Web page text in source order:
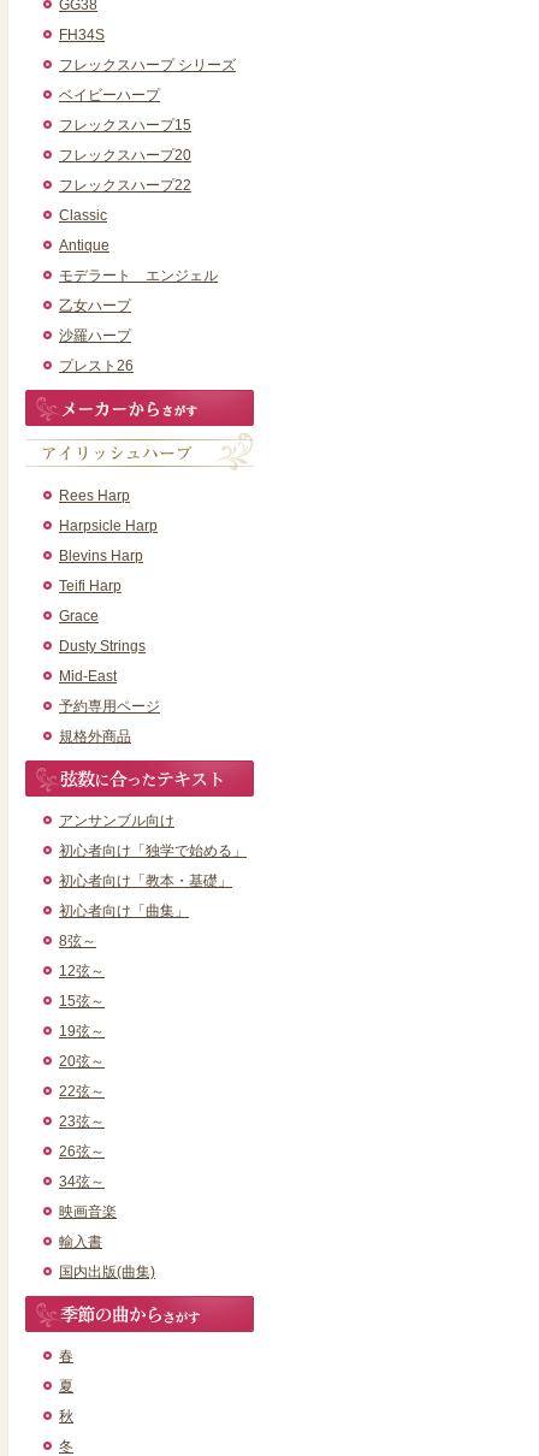
GG38
FH34S
フレックスハープ シリーズ
ベイビーハープ
フレックスハープ15
フレックスハープ20
フレックスハープ22
Classic
Antique
モデラート エンジェル
乙女ハープ
沙羅ハープ
プレスト26
Rees Harp
Harpsicle Harp
Blevins Harp
Teifi Harp
Grace
Dusty Strings
Mid-East
予約専用ページ
規格外商品
アンサンブル向け
初心者向け「独学で始める」
初心者向け「教本・基礎」
初心者向け「曲集」
8弦～
12弦～
15弦～
19弦～
20弦～
22弦～
23弦～
26弦～
34弦～
映画音楽
輸入書
国内出版(曲集)
春
夏
秋
冬